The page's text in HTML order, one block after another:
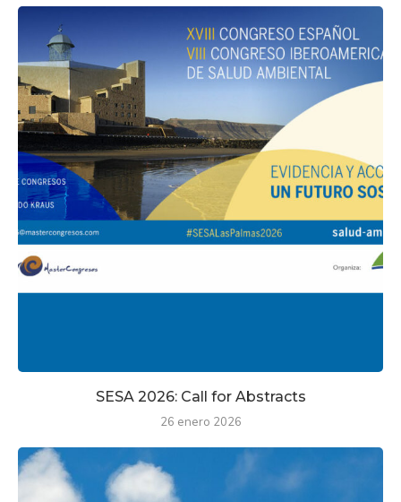
SESA 2026: Call for Abstracts
26 enero 2026